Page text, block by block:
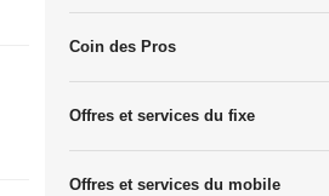
Coin des Pros
Offres et services du fixe
Offres et services du mobile